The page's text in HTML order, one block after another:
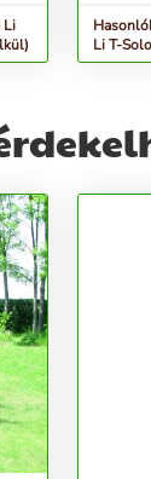
Li
Li T-